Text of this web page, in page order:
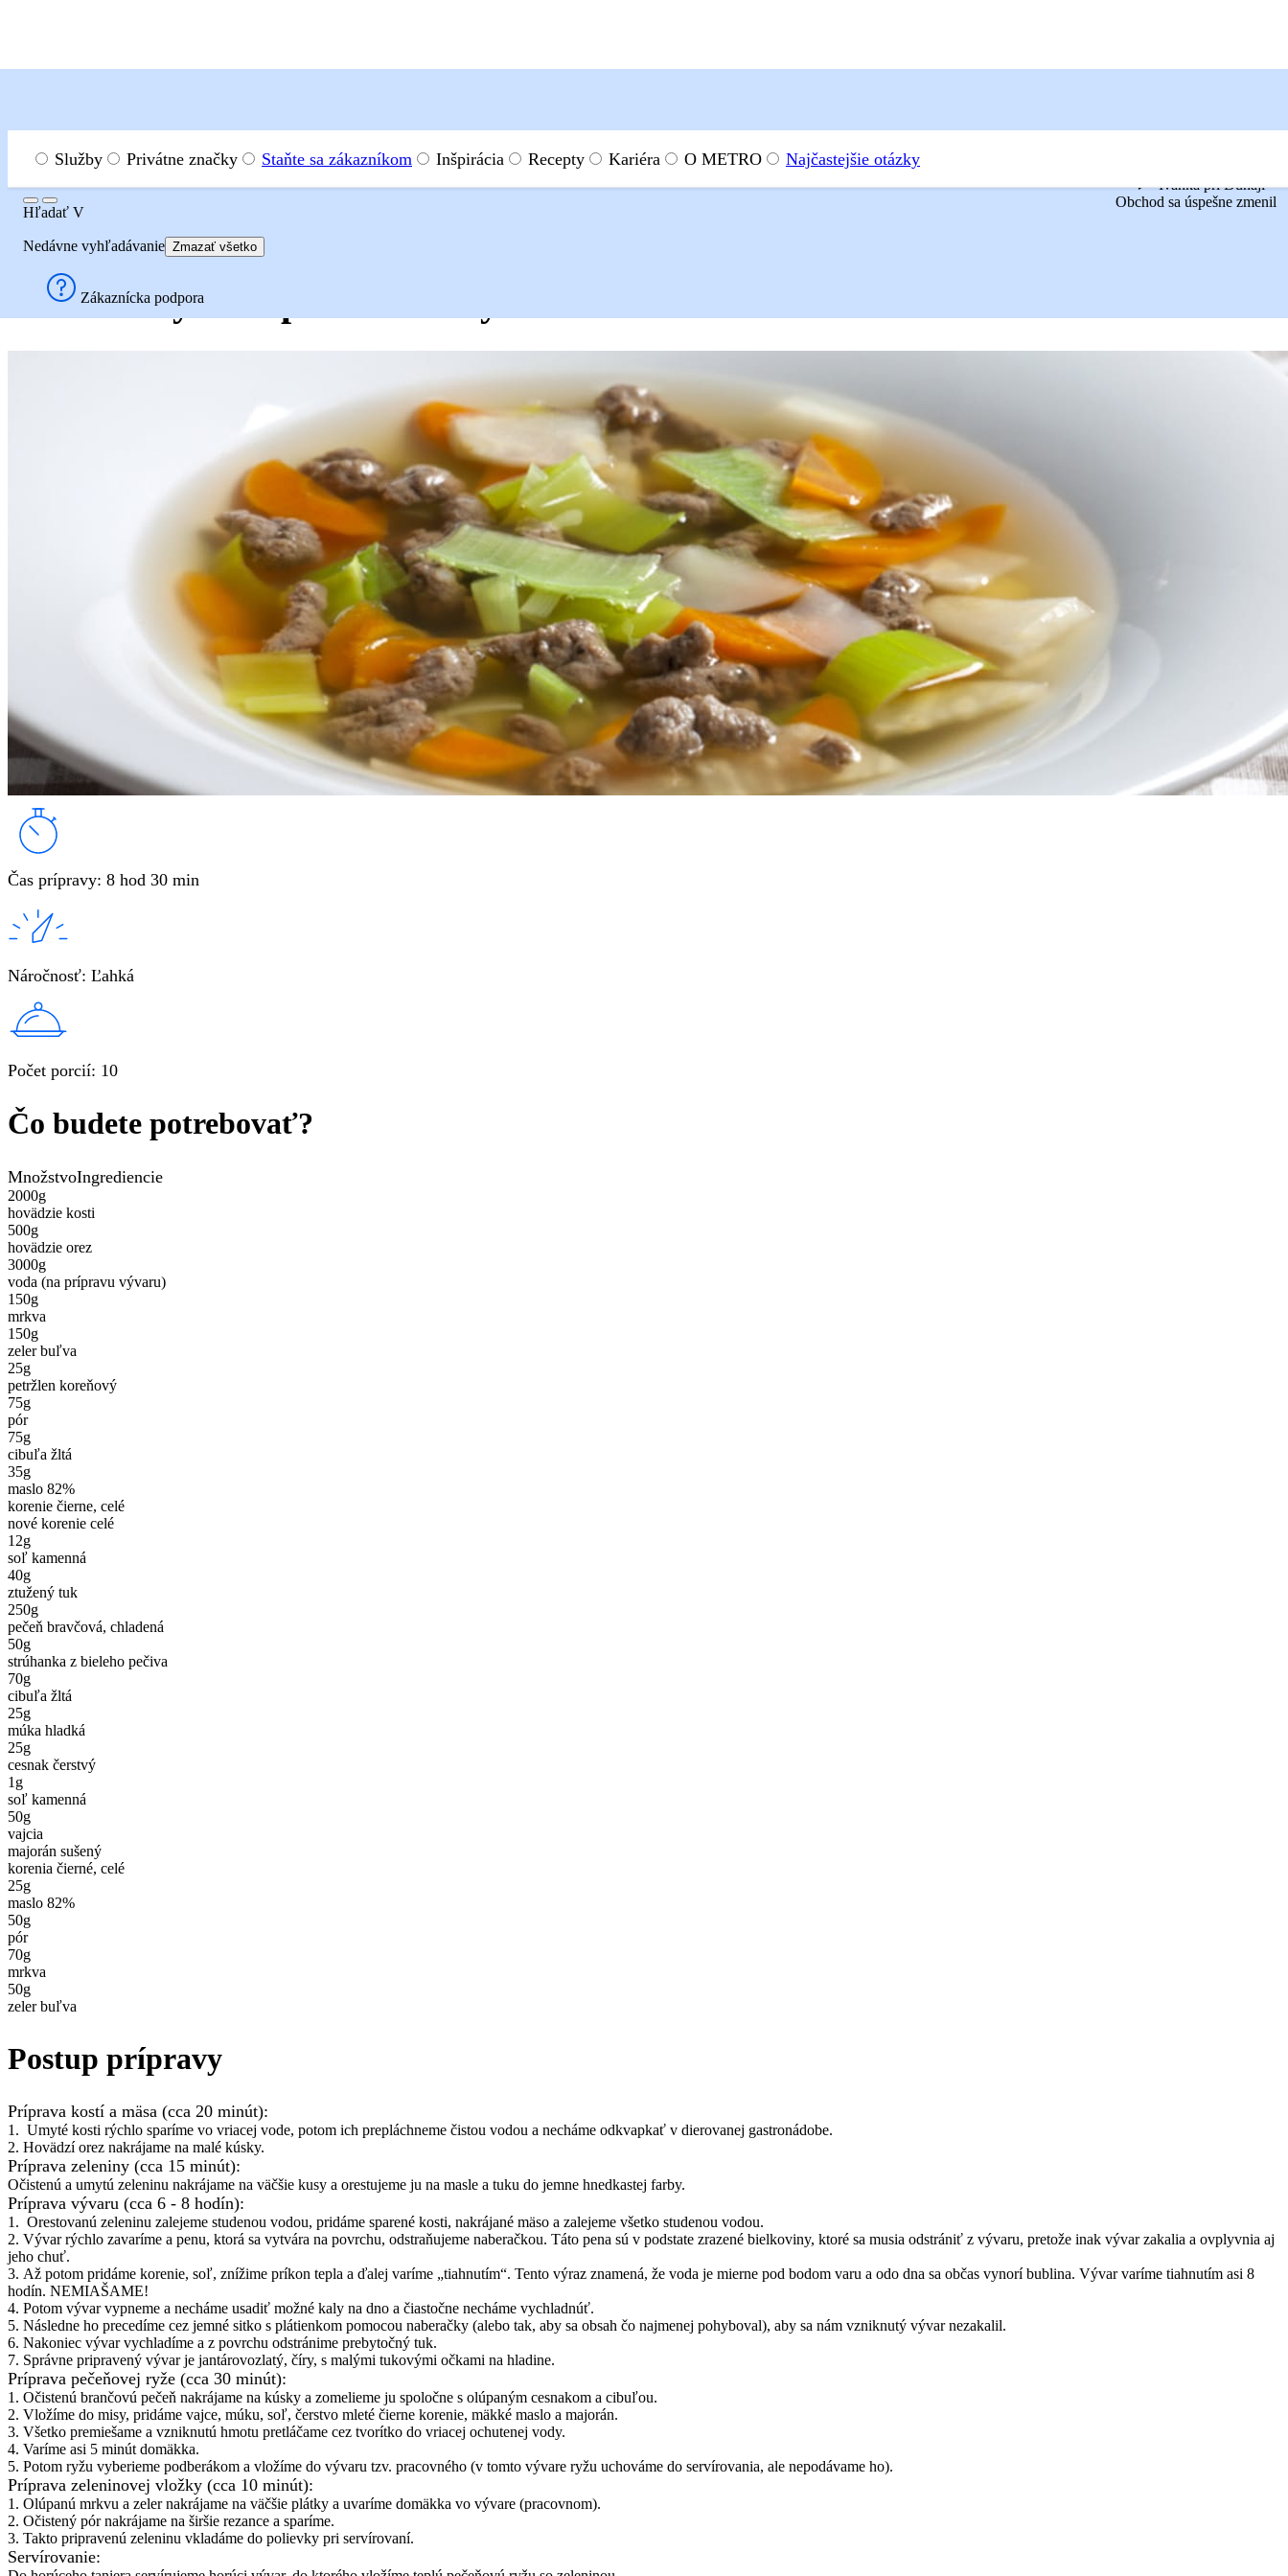
Menu
Hľadať
Hľadať V
Nedávne vyhľadávanie Zmazať všetko
Zákaznícka podpora
Ivanka pri Dunaji
Obchod sa úspešne zmenil
Služby Privátne značky Staňte sa zákazníkom Inšpirácia Recepty Kariéra O METRO Najčastejšie otázky
Hovädzí vývar s pečeňovou ryžou
Čas prípravy: 8 hod 30 min
Náročnosť: Ľahká
Počet porcií: 10
Čo budete potrebovať?
MnožstvoIngrediencie
2000g
hovädzie kosti
500g
hovädzie orez
3000g
voda (na prípravu vývaru)
150g
mrkva
150g
zeler buľva
25g
petržlen koreňový
75g
pór
75g
cibuľa žltá
35g
maslo 82%
korenie čierne, celé
nové korenie celé
12g
soľ kamenná
40g
ztužený tuk
250g
pečeň bravčová, chladená
50g
strúhanka z bieleho pečiva
70g
cibuľa žltá
25g
múka hladká
25g
cesnak čerstvý
1 g
soľ kamenná
50g
vajcia
majorán sušený
korenia čierné, celé
25g
maslo 82%
50g
pór
70g
mrkva
50g
zeler buľva
Postup prípravy
Príprava kostí a mäsa (cca 20 minút):
1. Umyté kosti rýchlo sparíme vo vriacej vode, potom ich prepláchneme čistou vodou a necháme odkvapkať v dierovanej gastronádobe.
2. Hovädzí orez nakrájame na malé kúsky.
Príprava zeleniny (cca 15 minút):
Očistenú a umytú zeleninu nakrájame na väčšie kusy a orestujeme ju na masle a tuku do jemne hnedkastej farby.
Príprava vývaru (cca 6 - 8 hodín):
1. Orestovanú zeleninu zalejeme studenou vodou, pridáme sparené kosti, nakrájané mäso a zalejeme všetko studenou vodou.
2. Vývar rýchlo zavaríme a penu, ktorá sa vytvára na povrchu, odstraňujeme naberačkou. Táto pena sú v podstate zrazené bielkoviny, ktoré sa musia odstrániť z vývaru, pretože inak vývar zakalia a ovplyvnia aj
jeho chuť.
3. Až potom pridáme korenie, soľ, znížime príkon tepla a ďalej varíme „tiahnutím“. Tento výraz znamená, že voda je mierne pod bodom varu a odo dna sa občas vynorí bublina. Vývar varíme tiahnutím asi 8
hodín. NEMIAŠAME!
4. Potom vývar vypneme a necháme usadiť možné kaly na dno a čiastočne necháme vychladnúť.
5. Následne ho precedíme cez jemné sitko s plátienkom pomocou naberačky (alebo tak, aby sa obsah čo najmenej pohyboval), aby sa nám vzniknutý vývar nezakalil.
6. Nakoniec vývar vychladíme a z povrchu odstránime prebytočný tuk.
7. Správne pripravený vývar je jantárovozlatý, číry, s malými tukovými očkami na hladine.
Príprava pečeňovej ryže (cca 30 minút):
1. Očistenú brančovú pečeň nakrájame na kúsky a zomelieme ju spoločne s olúpaným cesnakom a cibuľou.
2. Vložíme do misy, pridáme vajce, múku, soľ, čerstvo mleté čierne korenie, mäkké maslo a majorán.
3. Všetko premiešame a vzniknutú hmotu pretláčame cez tvorítko do vriacej ochutenej vody.
4. Varíme asi 5 minút domäkka.
5. Potom ryžu vyberieme podberákom a vložíme do vývaru tzv. pracovného (v tomto vývare ryžu uchováme do servírovania, ale nepodávame ho).
Príprava zeleninovej vložky (cca 10 minút):
1. Olúpanú mrkvu a zeler nakrájame na väčšie plátky a uvaríme domäkka vo vývare (pracovnom).
2. Očistený pór nakrájame na širšie rezance a sparíme.
3. Takto pripravenú zeleninu vkladáme do polievky pri servírovaní.
Servírovanie: